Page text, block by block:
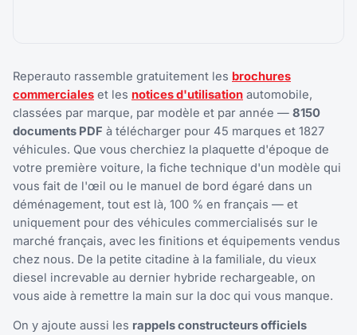
Reperauto rassemble gratuitement les brochures
commerciales et les notices d'utilisation automobile,
classées par marque, par modèle et par année — 8150
documents PDF à télécharger pour 45 marques et 1827
véhicules. Que vous cherchiez la plaquette d'époque de
votre première voiture, la fiche technique d'un modèle qui
vous fait de l'œil ou le manuel de bord égaré dans un
déménagement, tout est là, 100 % en français — et
uniquement pour des véhicules commercialisés sur le
marché français, avec les finitions et équipements vendus
chez nous. De la petite citadine à la familiale, du vieux
diesel increvable au dernier hybride rechargeable, on
vous aide à remettre la main sur la doc qui vous manque.
On y ajoute aussi les rappels constructeurs officiels